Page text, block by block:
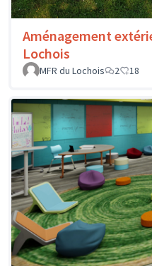
Aménagement
Lochois
MFR du Lochois
2 18